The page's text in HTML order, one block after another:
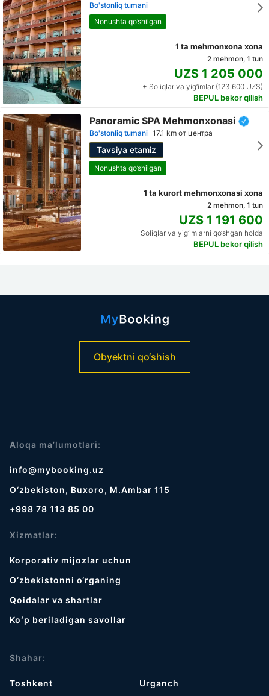
Bo'stonliq tumani
Nonushta qo’shilgan
1 ta mehmonxona xona
2 mehmon, 1 tun
UZS 1 205 000
+ Soliqlar va yig‘imlar (123 600 UZS)
BEPUL bekor qilish
Panoramic SPA Mehmonxonasi
Bo'stonliq tumani 17.1 km от центра
Tavsiya etamiz
Nonushta qo’shilgan
1 ta kurort mehmonxonasi xona
2 mehmon, 1 tun
UZS 1 191 600
Soliqlar va yig‘imlarni qo‘shgan holda
BEPUL bekor qilish
Obyektni qo‘shish
Aloqa ma’lumotlari:
info@mybooking.uz
O‘zbekiston, Buxoro, M.Ambar 115
+998 78 113 85 00
Xizmatlar:
Korporativ mijozlar uchun
O‘zbekistonni o‘rganing
Qoidalar va shartlar
Koʻp beriladigan savollar
Shahar:
Toshkent
Urganch